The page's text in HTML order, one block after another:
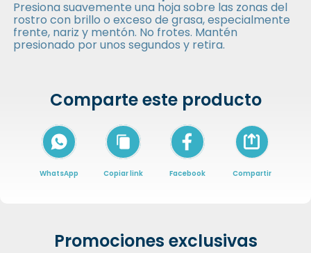
Presiona suavemente una hoja sobre las zonas del
rostro con brillo o exceso de grasa, especialmente
frente, nariz y mentón. No frotes. Mantén
presionado por unos segundos y retira.
Comparte este producto
WhatsApp Copiar link Facebook
Icon of arrow-
Compartir
Promociones exclusivas